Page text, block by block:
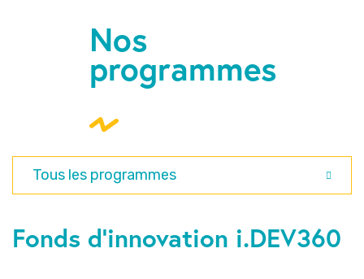
Nos
programmes
Tous les programmes
Fonds d’innovation i.DEV360